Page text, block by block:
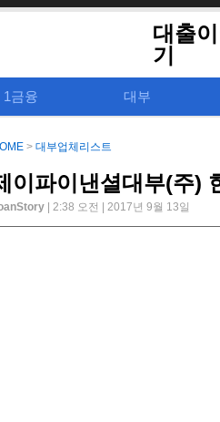
대출
기
1금융 대부
> 대부업체리스트
이파이낸셜대부(주)
| 2:38 오전 | 2017년 9월 13일